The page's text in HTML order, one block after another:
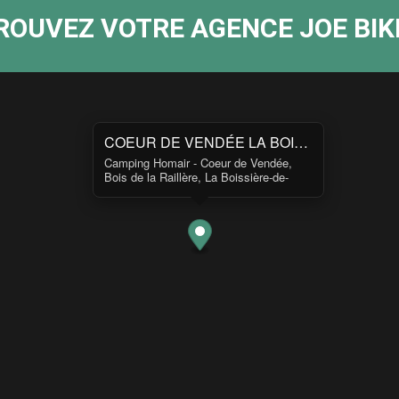
VOTRE AGENCE JOE
COEUR DE VENDÉE LA BOISSIÈRE-DE-MONTAIGU
Camping Homair - Coeur de Vendée,
Bois de la Raillère, La Boissière-de-